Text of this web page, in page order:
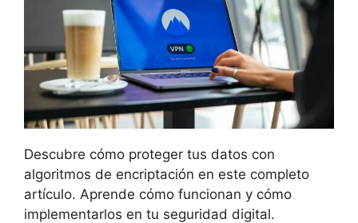
Descubre cómo proteger tus datos con
algoritmos de encriptación en este completo
artículo. Aprende cómo funcionan y cómo
implementarlos en tu seguridad digital.